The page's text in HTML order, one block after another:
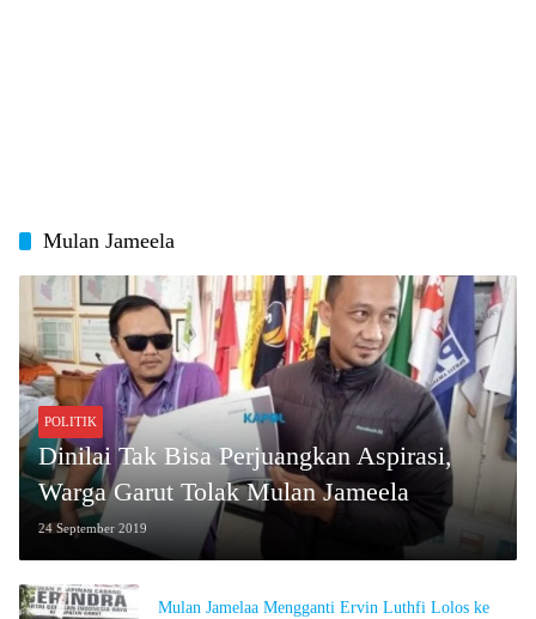
Mulan Jameela
POLITIK
Dinilai Tak Bisa Perjuangkan Aspirasi,
Warga Garut Tolak Mulan Jameela
24 September 2019
Mulan Jamelaa Mengganti Ervin Luthfi Lolos ke